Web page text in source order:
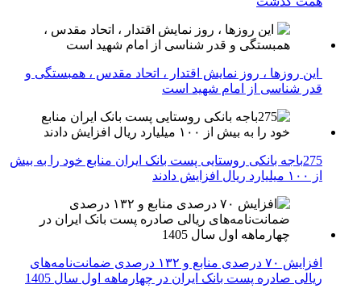
این روزها ، روز نمایش اقتدار ، اتحاد مقدس ، همبستگی و
قدر شناسی از امام شهید است
275باجه بانکی روستایی پست بانک ایران منابع خود را به بیش
از ۱۰۰ میلیارد ریال افزایش دادند
افزایش ۷۰ درصدی منابع و ۱۳۲ درصدی ضمانت‌نامه‌های
ریالی صادره پست بانک ایران در چهارماهه اول سال 1405